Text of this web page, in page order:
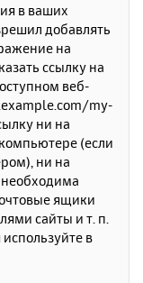
в ваших
добавлять
на
ссылку на
веб-
my-
ни на
(если
ни на
ящики
сайты и т. п.
в